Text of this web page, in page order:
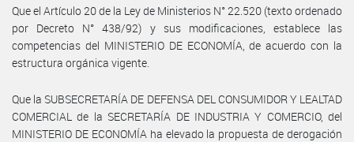
Que el Artículo 20 de la Ley de Ministerios N° 22.520 (texto ordenado
por Decreto N° 438/92) y sus modificaciones, establece las
competencias del MINISTERIO DE ECONOMÍA, de acuerdo con la
estructura orgánica vigente.
Que la SUBSECRETARÍA DE DEFENSA DEL CONSUMIDOR Y LEALTAD
COMERCIAL de la SECRETARÍA DE INDUSTRIA Y COMERCIO, del
MINISTERIO DE ECONOMÍA ha elevado la propuesta de derogación